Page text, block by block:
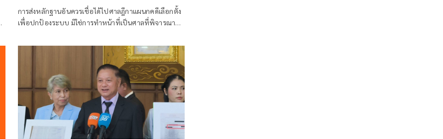
มาตรฐานเดียวกับคดีอาญา
การส่งหลักฐานอันควรเชื่อได้ไปศาลฎีกาแผนกคดีเลือกตั้ง
เพื่อปกป้องระบบ มิใช่การทำหน้าที่เป็นศาลที่พิจารณาคดี